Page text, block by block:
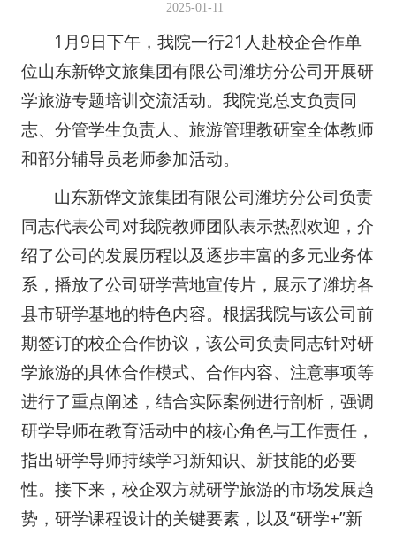
2025-01-11
1月9日下午，我院一行21人赴校企合作单
位山东新铧文旅集团有限公司潍坊分公司开展研
学旅游专题培训交流活动。我院党总支负责同
志、分管学生负责人、旅游管理教研室全体教师
和部分辅导员老师参加活动。
山东新铧文旅集团有限公司潍坊分公司负责
同志代表公司对我院教师团队表示热烈欢迎，介
绍了公司的发展历程以及逐步丰富的多元业务体
系，播放了公司研学营地宣传片，展示了潍坊各
县市研学基地的特色内容。根据我院与该公司前
期签订的校企合作协议，该公司负责同志针对研
学旅游的具体合作模式、合作内容、注意事项等
进行了重点阐述，结合实际案例进行剖析，强调
研学导师在教育活动中的核心角色与工作责任，
指出研学导师持续学习新知识、新技能的必要
性。接下来，校企双方就研学旅游的市场发展趋
势，研学课程设计的关键要素，以及“研学+”新